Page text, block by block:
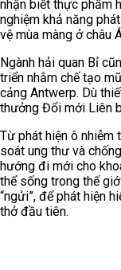
nhận biết thực phẩm
nghiệm khả năng
vệ mùa màng ở châu
Ngành hải quan Bỉ
triển nhằm chế tạo
cảng Antwerp. Dù
thưởng Đổi mới Liên
Từ phát hiện ô nhiễm
soát ung thư và
hướng đi mới cho
thể sống trong thế
“ngửi”, để phát hiện
thở đầu tiên.